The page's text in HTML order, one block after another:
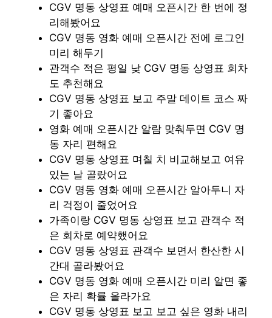
CGV 명동 상영표 예매 오픈시간 한 번에 정
리해봤어요
CGV 명동 영화 예매 오픈시간 전에 로그인
미리 해두기
관객수 적은 평일 낮 CGV 명동 상영표 회차
도 추천해요
CGV 명동 상영표 보고 주말 데이트 코스 짜
기 좋아요
영화 예매 오픈시간 알람 맞춰두면 CGV 명
동 자리 편해요
CGV 명동 상영표 며칠 치 비교해보고 여유
있는 날 골랐어요
CGV 명동 영화 예매 오픈시간 알아두니 자
리 걱정이 줄었어요
가족이랑 CGV 명동 상영표 보고 관객수 적
은 회차로 예약했어요
CGV 명동 상영표 관객수 보면서 한산한 시
간대 골라봤어요
CGV 명동 영화 예매 오픈시간 미리 알면 좋
은 자리 확률 올라가요
CGV 명동 상영표 보고 보고 싶은 영화 내리